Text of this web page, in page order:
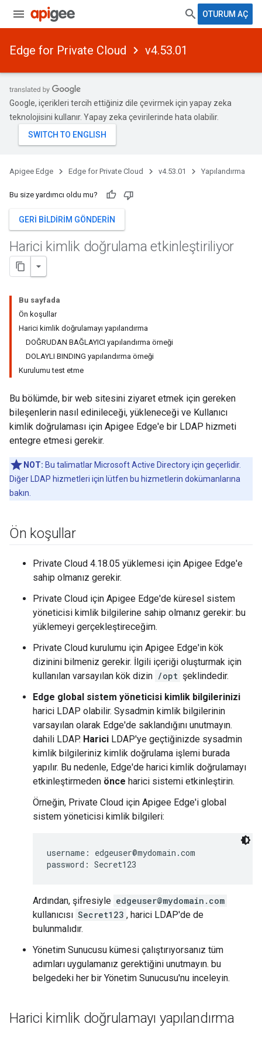
OTURUM AÇ
Edge for Private Cloud v4.53.01
Google, içerikleri tercih ettiğiniz dile çevirmek için yapay zeka
teknolojisini kullanır. Yapay zeka çevirilerinde hata olabilir.
Apigee Edge Edge for Private Cloud v4.53.01 Yapılandırma
Bu size yardımcı oldu mu?
GERI BILDIRIM GÖNDERIN
Harici kimlik doğrulama etkinleştiriliyor
Bu sayfada
Ön koşullar
Harici kimlik doğrulamayı yapılandırma
DOĞRUDAN BAĞLAYICI yapılandırma örneği
DOLAYLI BINDING yapılandırma örneği
Kurulumu test etme
Bu bölümde, bir web sitesini ziyaret etmek için gereken
bileşenlerin nasıl edinileceği, yükleneceği ve Kullanıcı
kimlik doğrulaması için Apigee Edge'e bir LDAP hizmeti
entegre etmesi gerekir.
NOT: Bu talimatlar Microsoft Active Directory için geçerlidir.
Diğer LDAP hizmetleri için lütfen bu hizmetlerin dokümanlarına
bakın.
Ön koşullar
Private Cloud 4.18.05 yüklemesi için Apigee Edge'e
sahip olmanız gerekir.
Private Cloud için Apigee Edge'de küresel sistem
yöneticisi kimlik bilgilerine sahip olmanız gerekir: bu
yüklemeyi gerçekleştireceğim.
Private Cloud kurulumu için Apigee Edge'in kök
dizinini bilmeniz gerekir. İlgili içeriği oluşturmak için
kullanılan varsayılan kök dizin /opt şeklindedir.
Edge global sistem yöneticisi kimlik bilgilerinizi
harici LDAP olabilir. Sysadmin kimlik bilgilerinin
varsayılan olarak Edge'de saklandığını unutmayın.
dahili LDAP. Harici LDAP'ye geçtiğinizde sysadmin
kimlik bilgileriniz kimlik doğrulama işlemi burada
yapılır. Bu nedenle, Edge'de harici kimlik doğrulamayı
etkinleştirmeden önce harici sistemi etkinleştirin.
Örneğin, Private Cloud için Apigee Edge'i global
sistem yöneticisi kimlik bilgileri:
username: edgeuser@mydomain.com
password: Secret123
Ardından, şifresiyle edgeuser@mydomain.com
kullanıcısı Secret123 , harici LDAP'de de
bulunmalıdır.
Yönetim Sunucusu kümesi çalıştırıyorsanız tüm
adımları uygulamanız gerektiğini unutmayın. bu
belgedeki her bir Yönetim Sunucusu'nu inceleyin.
Harici kimlik doğrulamayı yapılandırma